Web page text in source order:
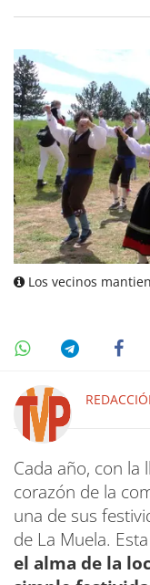
Los vecinos
Cada año, con la
corazón de la
una de sus
de La Muela.
el alma de la